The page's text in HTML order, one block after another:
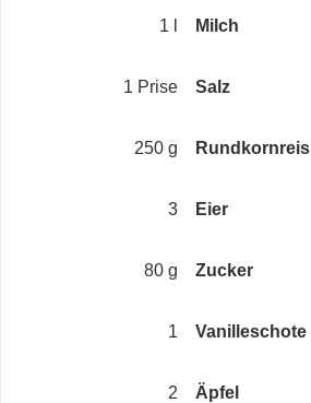
1 l Milch
1 Prise Salz
250 g Rundkornreis
3 Eier
80 g Zucker
1 Vanilleschote
2 Äpfel